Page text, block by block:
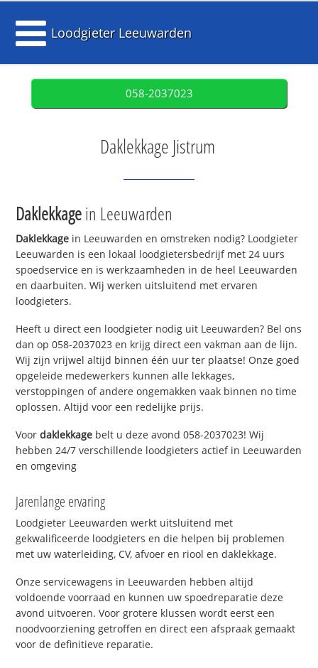
Loodgieter Leeuwarden
058-2037023
Daklekkage Jistrum
Daklekkagein Leeuwarden
Daklekkage in Leeuwarden en omstreken nodig? Loodgieter
Leeuwarden is een lokaal loodgietersbedrijf met 24 uurs
spoedservice en is werkzaamheden in de heel Leeuwarden
en daarbuiten. Wij werken uitsluitend met ervaren
loodgieters.
Heeft u direct een loodgieter nodig uit Leeuwarden? Bel ons
dan op 058-2037023 en krijg direct een vakman aan de lijn.
Wij zijn vrijwel altijd binnen één uur ter plaatse! Onze goed
opgeleide medewerkers kunnen alle lekkages,
verstoppingen of andere ongemakken vaak binnen no time
oplossen. Altijd voor een redelijke prijs.
Voordaklekkage belt u deze avond 058-2037023! Wij
hebben 24/7 verschillende loodgieters actief in Leeuwarden
en omgeving
Jarenlange ervaring
Loodgieter Leeuwarden werkt uitsluitend met
gekwalificeerde loodgieters en die helpen bij problemen
met uw waterleiding, CV, afvoer en riool en daklekkage.
Onze servicewagens in Leeuwarden hebben altijd
voldoende voorraad en kunnen uw spoedreparatie deze
avond uitvoeren. Voor grotere klussen wordt eerst een
noodvoorziening getroffen en direct een afspraak gemaakt
voor de definitieve reparatie.